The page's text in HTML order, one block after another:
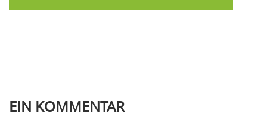
EIN KOMMENTAR